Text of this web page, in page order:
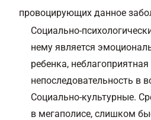
провоцирующих данное
Социально-
нему является
ребенка,
непоследовательность в
Социально-культурные.
в мегаполисе, слишком